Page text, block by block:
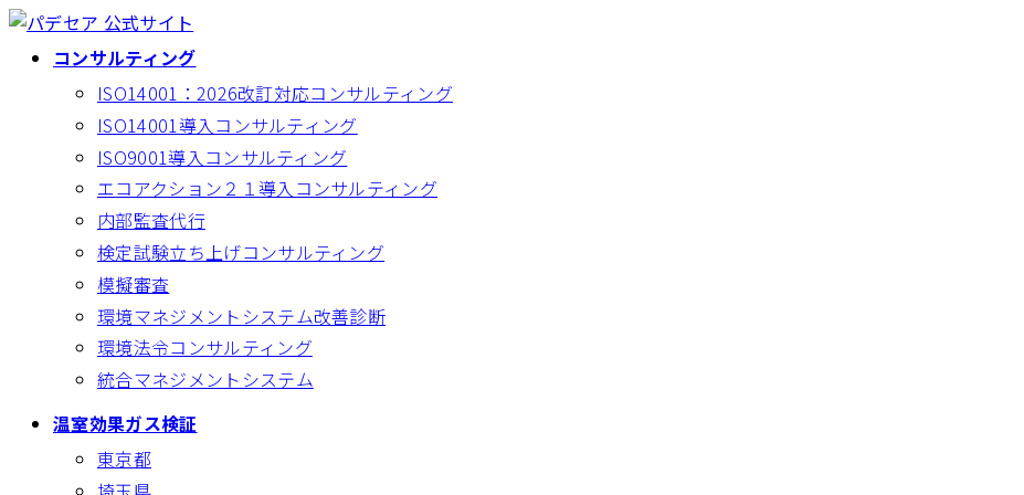
コ
ナ
コンサルティング
ISO14001：2026改訂対応コンサルティング
ISO14001導入コンサルティング
ISO9001導入コンサルティング
エコアクション２１導入コンサルティング
内部監査代行
検定試験立ち上げコンサルティング
模擬審査
環境マネジメントシステム改善診断
環境法令コンサルティング
統合マネジメントシステム
温室効果ガス検証
東京都